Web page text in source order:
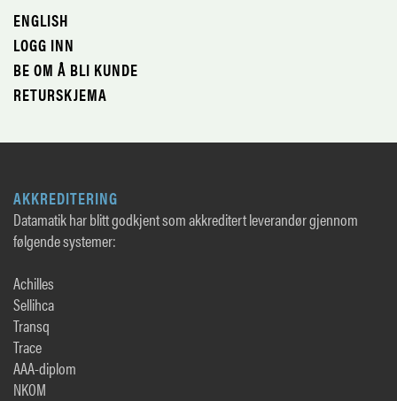
ENGLISH
LOGG INN
BE OM Å BLI KUNDE
RETURSKJEMA
AKKREDITERING
Datamatik har blitt godkjent som akkreditert leverandør gjennom
følgende systemer:
Achilles
Sellihca
Transq
Trace
AAA-diplom
NKOM